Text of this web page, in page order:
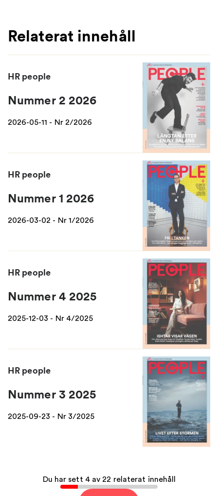
Relaterat innehåll
HR people
Nummer 2 2026
2026-05-11 - Nr 2/2026
HR people
Nummer 1 2026
2026-03-02 - Nr 1/2026
HR people
Nummer 4 2025
2025-12-03 - Nr 4/2025
HR people
Nummer 3 2025
2025-09-23 - Nr 3/2025
Du har sett 4 av 22 relaterat innehåll